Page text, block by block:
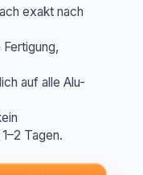
exakt nach
auf alle Alu-
Tagen.